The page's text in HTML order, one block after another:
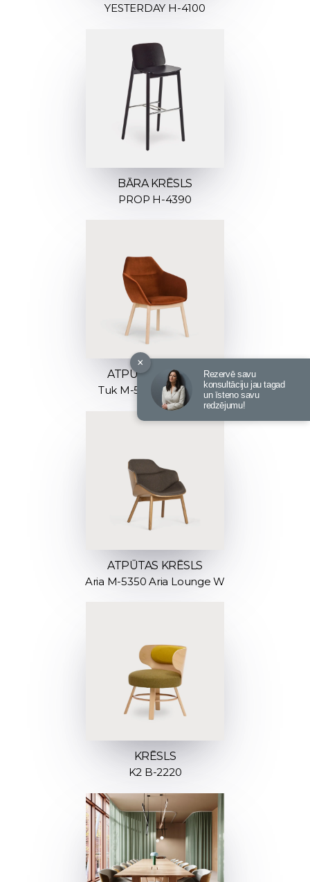
YESTERDAY H-4100
BĀRA KRĒSLS
PROP H-4390
ATPŪTAS KRĒSLS
Tuk M-5051 M-Big Tuk
ATPŪTAS KRĒSLS
Aria M-5350 Aria Lounge W
KRĒSLS
K2 B-2220
×
Rezervē savu
konsultāciju jau tagad
un īsteno savu
redzējumu!